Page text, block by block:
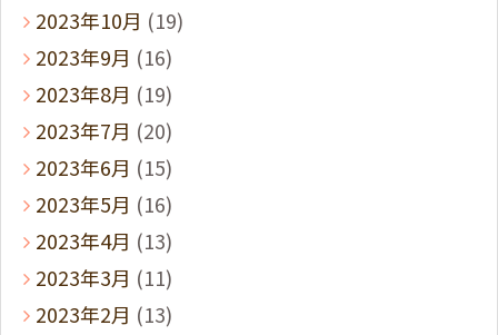
2023年10月 (19)
2023年9月 (16)
2023年8月 (19)
2023年7月 (20)
2023年6月 (15)
2023年5月 (16)
2023年4月 (13)
2023年3月 (11)
2023年2月 (13)